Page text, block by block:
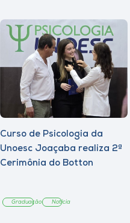
Curso de Psicologia da
Unoesc Joaçaba realiza 2ª
Cerimônia do Botton
Graduação Notícia